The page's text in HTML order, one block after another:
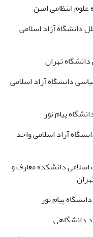
انتظامی امین
دانشگاه آزاد اسلامی
تهران
دانشگاه آزاد اسلامی
پیام نور
آزاد اسلامی واحد
اسلامی دانشکده معارف و
پیام نور
دانشگاهی